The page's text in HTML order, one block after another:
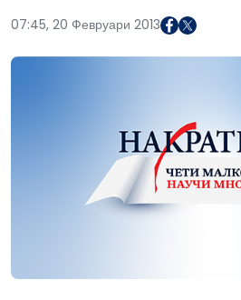
07:45, 20 Февруари 2013